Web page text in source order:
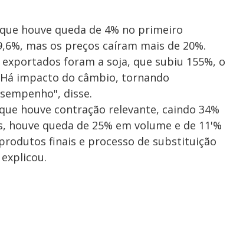
houve queda de 4% no primeiro
mas os preços caíram mais de 20%.
foram a soja, que subiu 155%, o
impacto do câmbio, tornando
disse.
houve contração relevante, caindo 34%
queda de 25% em volume e de 11'%
finais e processo de substituição